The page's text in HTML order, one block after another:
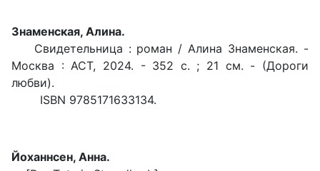
Знаменская, Алина.
Свидетельница : роман / Алина Знаменская. -
Москва : АСТ, 2024. - 352 с. ; 21 см. - (Дороги
любви).
ISBN 9785171633134.
Йоханнсен, Анна.